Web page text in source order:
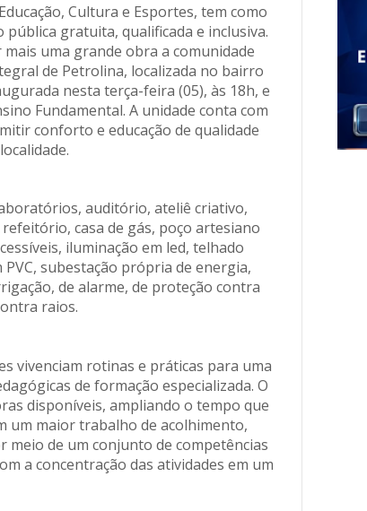
Cultura e Esportes, tem como
gratuita, qualificada e inclusiva.
uma grande obra a comunidade
de Petrolina, localizada no bairro
nesta terça-feira (05), às 18h, e
Fundamental. A unidade conta com
conforto e educação de qualidade
auditório, ateliê criativo,
casa de gás, poço artesiano
iluminação em led, telhado
subestação própria de energia,
de alarme, de proteção contra
raios.
vivenciam rotinas e práticas para uma
de formação especializada. O
disponíveis, ampliando o tempo que
um maior trabalho de acolhimento,
meio de um conjunto de competências
a concentração das atividades em um